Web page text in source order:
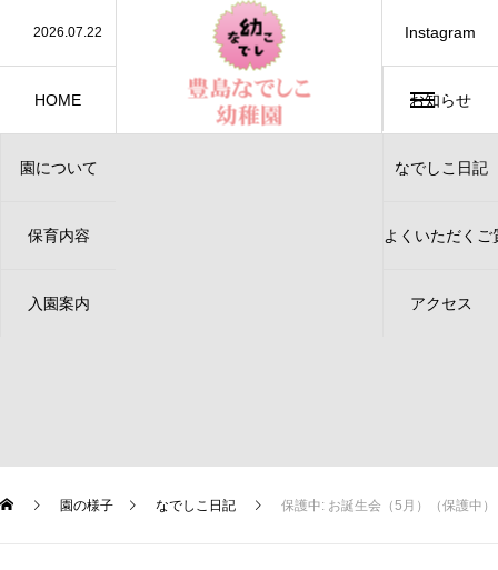
HOME
園について
保育内容
入園案内
お知らせ
なでしこ日記
よくいただくご
アクセス
2026.07.22 保護中: お誕生会（７月）（保護中）
保護中: たなばたのつどい
2026.07.3 保護中: カレーパーティー（保護中）
保護中: お誕生会（６月）（保護中）
2026.06.17 ジャガイモほり、行ってきました！（年長）
Instagram
園の様子 なでしこ日記 保護中: お誕生会（5月）（保護中）